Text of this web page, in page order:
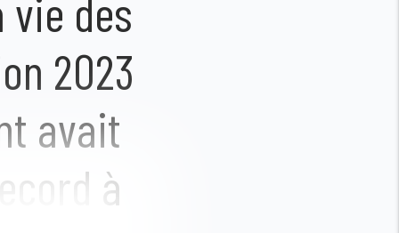
des
2023
avait
à